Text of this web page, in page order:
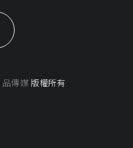
品傳媒 版權所有